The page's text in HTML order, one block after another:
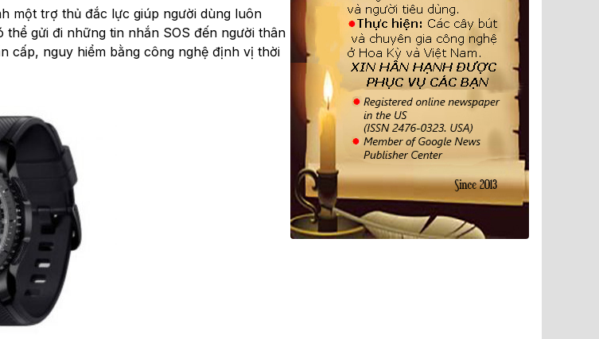
một trợ thủ đắc lực giúp người dùng luôn
gửi đi những tin nhắn SOS đến người thân
cấp, nguy hiểm bằng công nghệ định vị thời